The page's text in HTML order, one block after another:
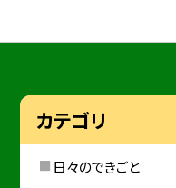
カテゴリ
日々のできごと